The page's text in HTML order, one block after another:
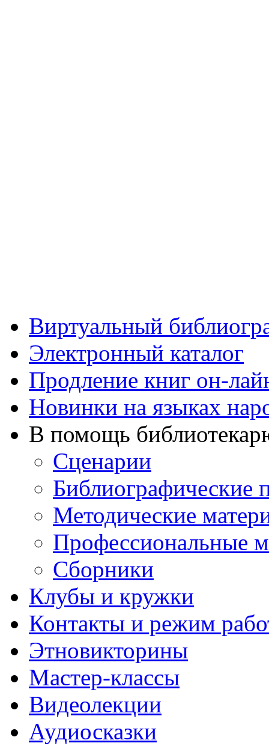
Виртуальный
Электронный каталог
Продление книг он-
Новинки на языках
В помощь
Сценарии
Библиографические
Методические
Профессиональные
Сборники
Клубы и кружки
Контакты и режим
Этновикторины
Мастер-классы
Видеолекции
Аудиосказки